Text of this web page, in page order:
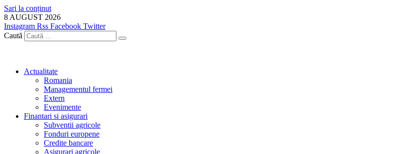
Sari la conținut
8 AUGUST 2026
Instagram Rss Facebook Twitter
Caută
Actualitate
Romania
Managementul fermei
Extern
Evenimente
Finantari si asigurari
Subventii agricole
Fonduri europene
Credite bancare
Asigurari agricole